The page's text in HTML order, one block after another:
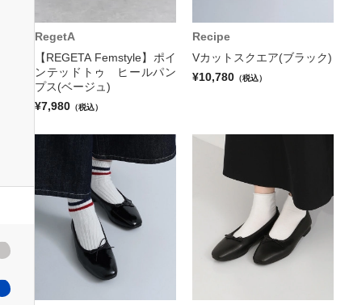
RegetA
【REGETA Femstyle】ポイ
ンテッドトゥ ヒールパン
プス(ベージュ)
¥7,980 （税込）
Recipe
Vカットスクエア(ブラック)
¥10,780 （税込）